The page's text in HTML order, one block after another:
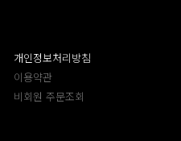
개인정보처리방침
이용약관
비회원 주문조회